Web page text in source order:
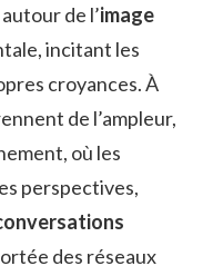
de l’image
incitant les
croyances. À
de l’ampleur,
où les
perspectives,
des réseaux